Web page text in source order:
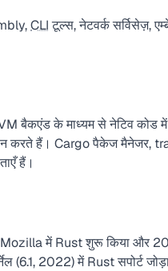
CLIटूल्स, नेटवर्क सर्विसेज़,
बैकएंड के माध्यम से नेटिव
करते हैं। Cargo पैकेज
हैं।
में Rust शुरू किया और
(6.1, 2022) में Rust सपोर्ट